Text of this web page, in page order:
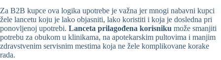
Za B2B kupce ova logika upotrebe je važna jer mnogi nabavni kupci
žele lancetu koju je lako objasniti, lako koristiti i koja je dosledna pri
ponovljenoj upotrebi. Lanceta prilagođena korisniku može smanjiti
potrebu za obukom u klinikama, na apotekarskim pultovima i manjim
zdravstvenim servisnim mestima koja ne žele komplikovane korake
rada.